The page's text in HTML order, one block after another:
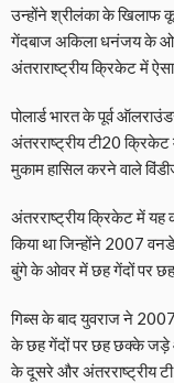
उन्होंने श्रीलंका के खिलाफ
गेंदबाज अकिला धनंजय के
अंतराराष्ट्रीय क्रिकेट में
पोलार्ड भारत के पूर्व
अंतरराष्ट्रीय टी20
मुकाम हासिल करने वाले
अंतरराष्ट्रीय क्रिकेट में यह
किया था जिन्होंने 2007
बुंगे के ओवर में छह गेंदों पर
गिब्स के बाद युवराज ने
के छह गेंदों पर छह छक्के जड़े
के दूसरे और अंतरराष्ट्रीय